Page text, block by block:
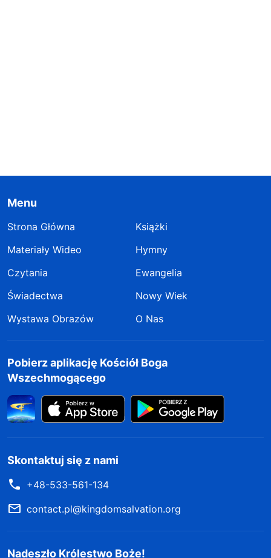
Menu
Strona Główna
Książki
Materiały Wideo
Hymny
Czytania
Ewangelia
Świadectwa
Nowy Wiek
Wystawa Obrazów
O Nas
Pobierz aplikację Kościół Boga
Wszechmogącego
Skontaktuj się z nami
+48-533-561-134
contact.pl@kingdomsalvation.org
Nadeszło Królestwo Boże!